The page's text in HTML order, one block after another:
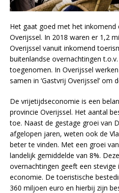
Het gaat goed met het inkomend
Overijssel. In 2018 waren er 1,2
Overijssel vanuit inkomend
buitenlandse overnachtingen
toegenomen. In Overijssel
samen in ‘Gastvrij Overijssel’ om
De vrijetijdseconomie is een
provincie Overijssel. Het aantal
toe. Naast de gestage groei van
afgelopen jaren, weten ook de
beter te vinden. Met een groei
landelijk gemiddelde van 8%.
overnachtingen geeft een stevige
economie. De toeristische
360 miljoen euro en hierbij zijn